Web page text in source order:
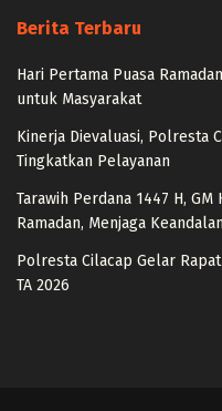
Berita Terbaru
Hari Pertama Puasa
untuk Masyarakat
Kinerja Dievaluasi, Polresta
Tingkatkan Pelayanan
Tarawih Perdana 1447 H,
Ramadan, Menjaga
Polresta Cilacap Gelar
TA 2026